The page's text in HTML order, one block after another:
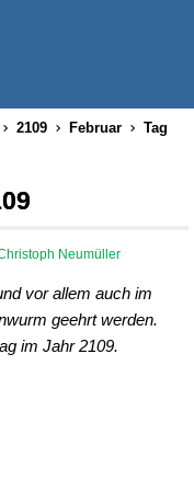
2109 Februar
Tag
Neumüller
vor allem auch im
geehrt werden.
im Jahr 2109.